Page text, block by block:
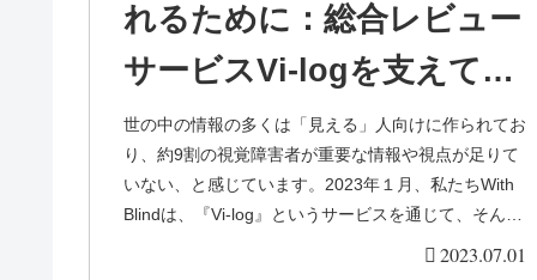
れるために：総合レビュー
サービスVi-logを支えてく
れている人たちを紹介
世の中の情報の多くは「見える」人向けに作られてお
り、約9割の視覚障害者が重要な情報や視点が足りて
いない、と感じています。2023年１月、私たちWith
Blindは、『Vi-log』というサービスを通じて、そんな
2023.07.01